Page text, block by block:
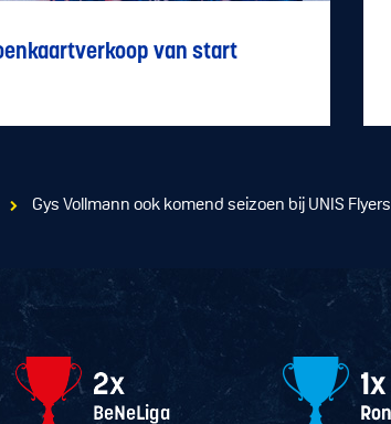
van start
Gys Vollmann ook komend seizoen bij UNIS Flyers